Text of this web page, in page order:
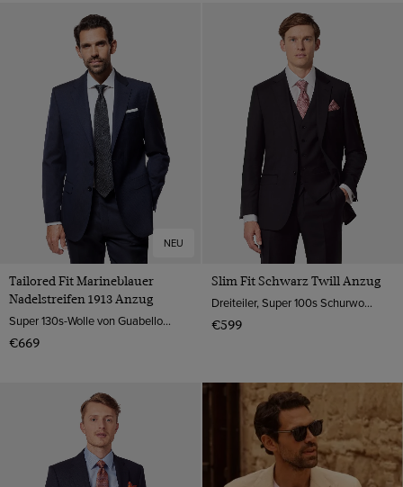
Marineblau
Rosa
Schwarz
Weiß
Morning Suits
Leinenanzug
Tweed Suits
1913 Premium Anzüge
Baumwolle
Baumwolle & Leinen
Leinen
Wool Stretch
Wolle
Produkte ansehen
NEU
Tailored Fit Marineblauer
Nadelstreifen 1913 Anzug
Super 130s-Wolle von Guabello, Italien
€669
Slim Fit Schwarz Twill Anzug
Dreiteiler, Super 100s Schurwolle
€599